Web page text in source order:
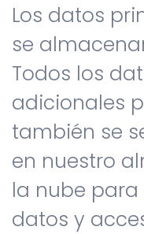
Los datos
se
Todos los
adicionales
también se
en nuestro
la nube
datos y